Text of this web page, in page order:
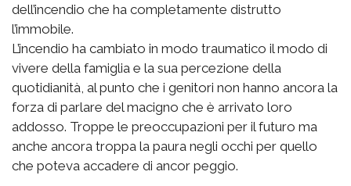
dell’incendio che ha completamente distrutto
l’immobile.
L’incendio ha cambiato in modo traumatico il modo di
vivere della famiglia e la sua percezione della
quotidianità, al punto che i genitori non hanno ancora la
forza di parlare del macigno che è arrivato loro
addosso. Troppe le preoccupazioni per il futuro ma
anche ancora troppa la paura negli occhi per quello
che poteva accadere di ancor peggio.